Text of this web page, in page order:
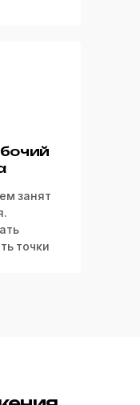
занят
точки